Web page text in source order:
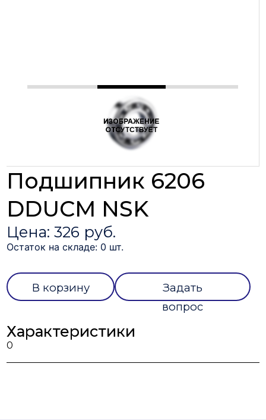
Подшипник 6206
DDUCM NSK
Цена: 326 руб.
Остаток на складе: 0 шт.
В корзину
Задать
вопрос
Характеристики
0